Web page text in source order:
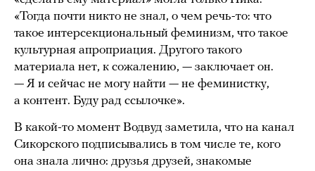
«Тогда почти никто не знал, о чем речь-то: что
такое интерсекциональный феминизм, что такое
культурная апроприация. Другого такого
материала нет, к сожалению, — заключает он.
— Я и сейчас не могу найти — не феминистку,
а контент. Буду рад ссылочке».
В какой-то момент Водвуд заметила, что на канал
Сикорского подписывались в том числе те, кого
она знала лично: друзья друзей, знакомые